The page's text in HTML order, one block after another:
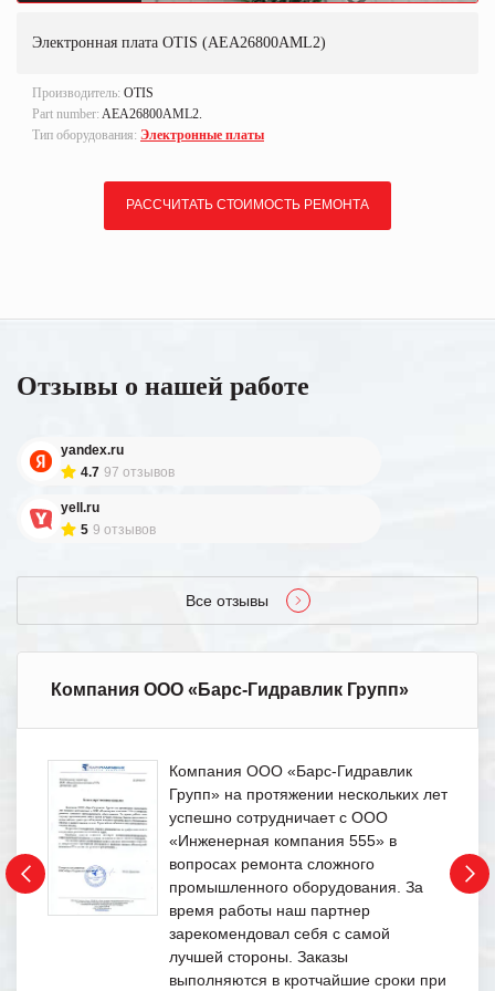
Электронная плата OTIS (AEA26800AML2)
Производитель: OTIS
Part number: AEA26800AML2.
Тип оборудования: Электронные платы
РАССЧИТАТЬ СТОИМОСТЬ РЕМОНТА
Отзывы о нашей работе
yandex.ru
4.7 97 отзывов
yell.ru
5 9 отзывов
Все отзывы
Компания ООО «Барс-Гидравлик Групп»
Компания ООО «Барс-Гидравлик
Групп» на протяжении нескольких лет
успешно сотрудничает с ООО
«Инженерная компания 555» в
вопросах ремонта сложного
промышленного оборудования. За
время работы наш партнер
зарекомендовал себя с самой
лучшей стороны. Заказы
выполняются в кротчайшие сроки при